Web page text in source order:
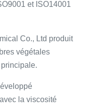
et ISO14001
Co., Ltd produit
végétales
la viscosité